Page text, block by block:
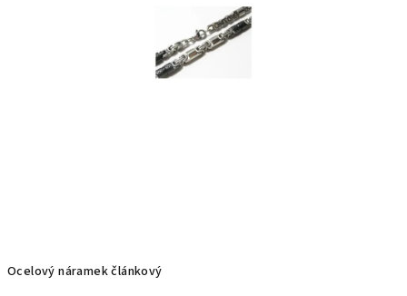
Ocelový náramek článkový